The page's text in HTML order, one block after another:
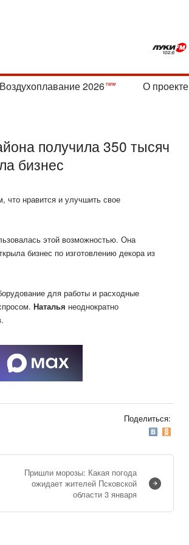
Воздухоплавание 2026 О проекте
получила 350 тысяч
бизнес
что нравится и улучшить свое
этой возможностью. Она
бизнес по изготовлению декора из
для работы и расходные
Наталья неоднократно
Поделиться:
Пришли морозы: Какая погода
ожидает жителей Псковской
области 3 января